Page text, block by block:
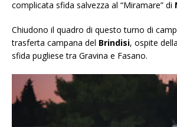
complicata sfida salvezza al “Miramare” di
Chiudono il quadro di questo turno di
trasferta campana del Brindisi, ospite
sfida pugliese tra Gravina e Fasano.